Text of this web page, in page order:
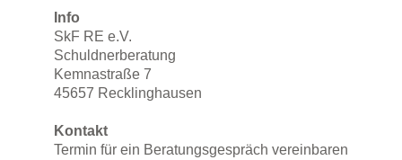
Info
SkF RE e.V.
Schuldnerberatung
Kemnastraße 7
45657 Recklinghausen
Kontakt
Termin für ein Beratungsgespräch vereinbaren